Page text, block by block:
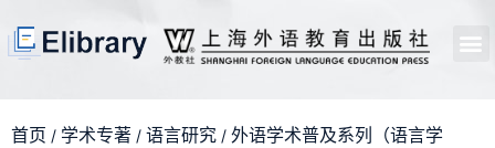
首页 / 学术专著 / 语言研究 / 外语学术普及系列（语言学